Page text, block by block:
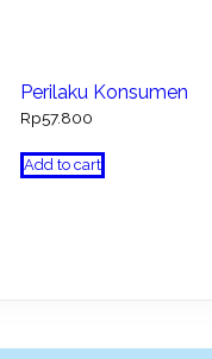
Perilaku Konsumen
Rp57.800
Add to cart